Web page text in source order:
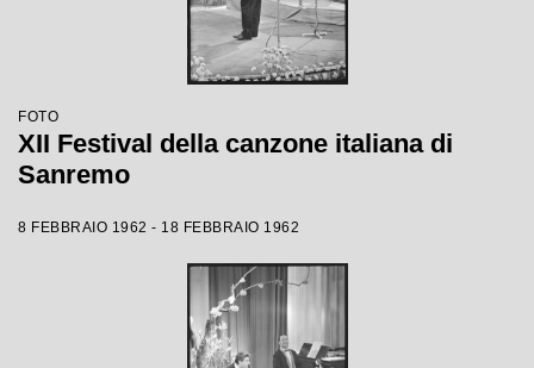
FOTO
XII Festival della canzone italiana di
Sanremo
8 FEBBRAIO 1962 - 18 FEBBRAIO 1962